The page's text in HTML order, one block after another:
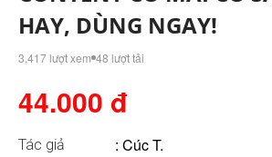
HAY, DÙNG NGAY!
3,417 lượt xem 48 lượt tải
44.000 đ
Tác giả : Cúc T.